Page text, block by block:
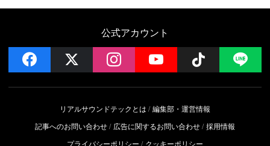
公式アカウント
facebook instagramYouTube Follow
リアルサウンドテックとは
編集部・運営情報
記事へのお問い合わせ
広告に関するお問い合わせ 採用情報
プライバシーポリシー
クッキーポリシー